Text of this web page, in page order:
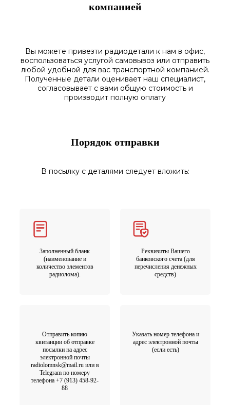
компанией
Вы можете привезти радиодетали к нам в офис,
воспользоваться услугой самовывоз или отправить
любой удобной для вас транспортной компанией.
Полученные детали оценивает наш специалист,
согласовываетс вами общую стоимость и
производит полную оплату
Порядок отправки
В посылку с деталями следует вложить:
Заполненный бланк
(наименование и
количество элементов
радиолома).
Реквизиты Вашего
банковского счета (для
перечисления денежных
средств)
Отправить копию
квитанции об отправке
посылки на адрес
электронной почты
radiolomnsk@mail.ru или в
Telegram по номеру
телефона +7 (913) 458-92-
88
Указать номер телефона и
адрес электронной почты
(если есть)